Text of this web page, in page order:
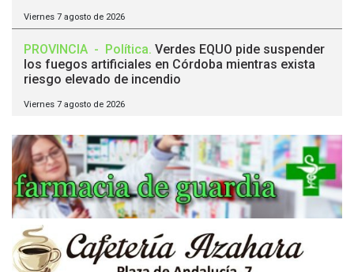
Viernes 7 agosto de 2026
PROVINCIA - Política. Verdes EQUO pide suspender
los fuegos artificiales en Córdoba mientras exista
riesgo elevado de incendio
Viernes 7 agosto de 2026